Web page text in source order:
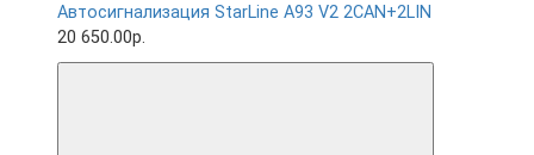
Автосигнализация StarLine A93 V2 2CAN+2LIN
20 650.00р.